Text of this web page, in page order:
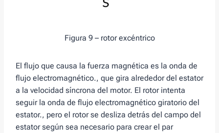
Figura 9 – rotor excéntrico
El flujo que causa la fuerza magnética es la onda de
flujo electromagnético., que gira alrededor del estator
a la velocidad síncrona del motor. El rotor intenta
seguir la onda de flujo electromagnético giratorio del
estator., pero el rotor se desliza detrás del campo del
estator según sea necesario para crear el par